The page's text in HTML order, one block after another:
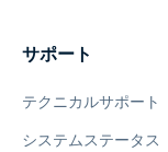
サポート
テクニカルサポート
システムステータス